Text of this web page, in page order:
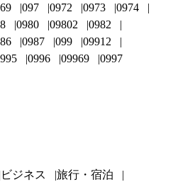
097 0972 0973
0974
0980 09802
0982
0987 099
09912
0996 09969 0997
ビジネス
旅行・宿泊